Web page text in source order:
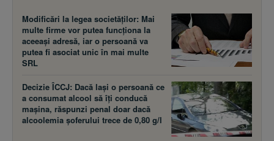
Modificări la legea societăţilor: Mai
multe firme vor putea funcţiona la
aceeaşi adresă, iar o persoană va
putea fi asociat unic în mai multe
SRL
Decizie ÎCCJ: Dacă laşi o persoană ce
a consumat alcool să îţi conducă
maşina, răspunzi penal doar dacă
alcoolemia şoferului trece de 0,80 g/l